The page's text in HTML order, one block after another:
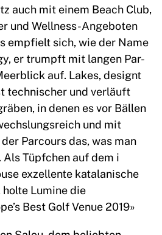
auch mit einem Beach Club,
und Wellness-Angeboten
empfielt sich, wie der Name
er trumpft mit langen Par-
auf. Lakes, designt
technischer und verläuft
in denen es vor Bällen
und mit
Parcours das, was man
Tüpfchen auf dem i
exzellente katalanische
holte Lumine die
Best Golf Venue 2019»